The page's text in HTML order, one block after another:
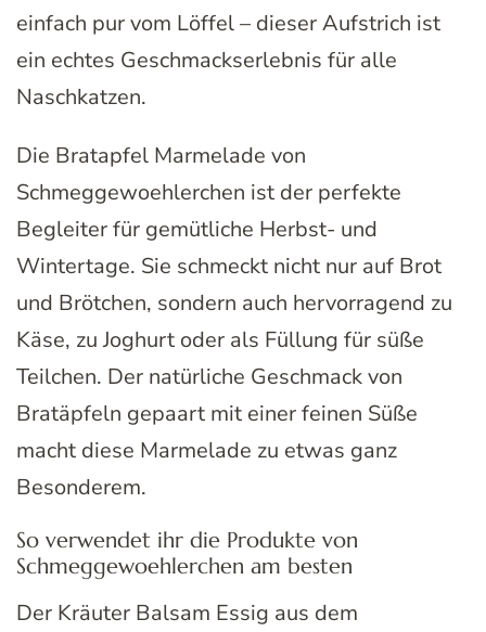
einfach pur vom Löffel – dieser Aufstrich ist
ein echtes Geschmackserlebnis für alle
Naschkatzen.
Die Bratapfel Marmelade von
Schmeggewoehlerchen ist der perfekte
Begleiter für gemütliche Herbst- und
Wintertage. Sie schmeckt nicht nur auf Brot
und Brötchen, sondern auch hervorragend zu
Käse, zu Joghurt oder als Füllung für süße
Teilchen. Der natürliche Geschmack von
Bratäpfeln gepaart mit einer feinen Süße
macht diese Marmelade zu etwas ganz
Besonderem.
So verwendet ihr die Produkte von
Schmeggewoehlerchen am besten
Der Kräuter Balsam Essig aus dem